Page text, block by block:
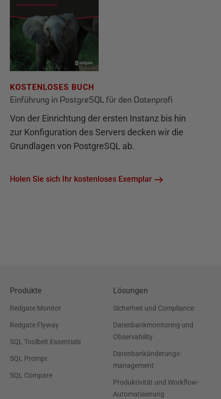
KOSTENLOSES BUCH
Einführung in PostgreSQL für den Datenprofi
Von der Einrichtung der ersten Instanz bis hin
zur Konfiguration des Servers decken wir die
Grundlagen von PostgreSQL ab.
Holen Sie sich Ihr kostenloses Exemplar
Produkte
Redgate Monitor
Redgate Flyway
SQL Toolbelt Essentials
SQL Prompt
SQL Compare
Lösungen
Sicherheit und Compliance
Datenbankmonitoring und
Observability
Datenbankänderungs-
management
Produktivität und Workflow-
Automatisierung